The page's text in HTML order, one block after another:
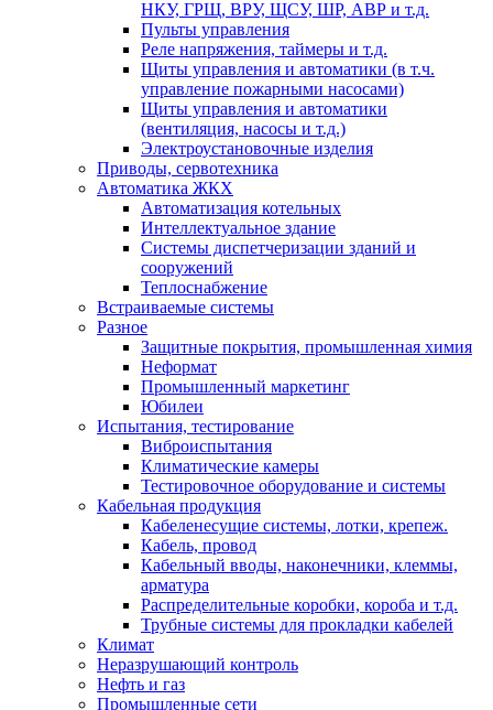
НКУ, ГРЩ, ВРУ, ЩСУ, ШР, АВР и т.д.
Пульты управления
Реле напряжения, таймеры и т.д.
Щиты управления и автоматики (в т.ч.
управление пожарными насосами)
Щиты управления и автоматики
(вентиляция, насосы и т.д.)
Электроустановочные изделия
Приводы, сервотехника
Автоматика ЖКХ
Автоматизация котельных
Интеллектуальное здание
Системы диспетчеризации зданий и
сооружений
Теплоснабжение
Встраиваемые системы
Разное
Защитные покрытия, промышленная химия
Неформат
Промышленный маркетинг
Юбилеи
Испытания, тестирование
Виброиспытания
Климатические камеры
Тестировочное оборудование и системы
Кабельная продукция
Кабеленесущие системы, лотки, крепеж.
Кабель, провод
Кабельный вводы, наконечники, клеммы,
арматура
Распределительные коробки, короба и т.д.
Трубные системы для прокладки кабелей
Климат
Неразрушающий контроль
Нефть и газ
Промышленные сети